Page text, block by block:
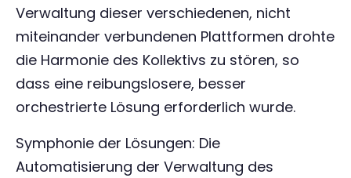
Verwaltung dieser verschiedenen, nicht
miteinander verbundenen Plattformen drohte
die Harmonie des Kollektivs zu stören, so
dass eine reibungslosere, besser
orchestrierte Lösung erforderlich wurde.
Symphonie der Lösungen: Die
Automatisierung der Verwaltung des